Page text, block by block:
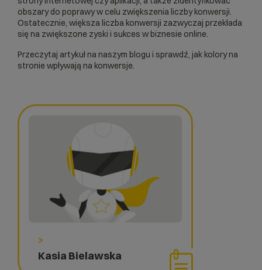
>
Kasia Bielawska
obszary do poprawy w celu zwiększenia liczby konwersji.
Ostatecznie, większa liczba konwersji zazwyczaj przekłada
się na zwiększone zyski i sukces w biznesie online.
Przeczytaj artykuł na naszym blogu i sprawdź, jak kolory na
stronie wpływają na konwersje.